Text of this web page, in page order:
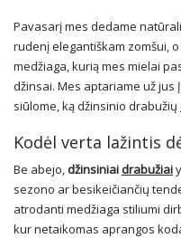
Pavasarį mes dedame
rudenį elegantiškam zomšui,
medžiaga, kurią mes mielai
džinsai. Mes aptariame už jus
siūlome, ką džinsinio drabužių
Kodėl verta lažintis
Be abejo, džinsiniai drabužiai
sezono ar besikeičiančių
atrodanti medžiaga stiliumi
kur netaikomas aprangos